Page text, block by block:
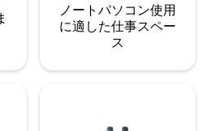
ノートパソコン使用
に適した仕事スペー
ス